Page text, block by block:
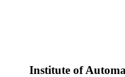
Institute of